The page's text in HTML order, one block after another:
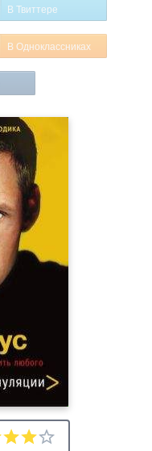
В Твиттере
В Одноклассниках